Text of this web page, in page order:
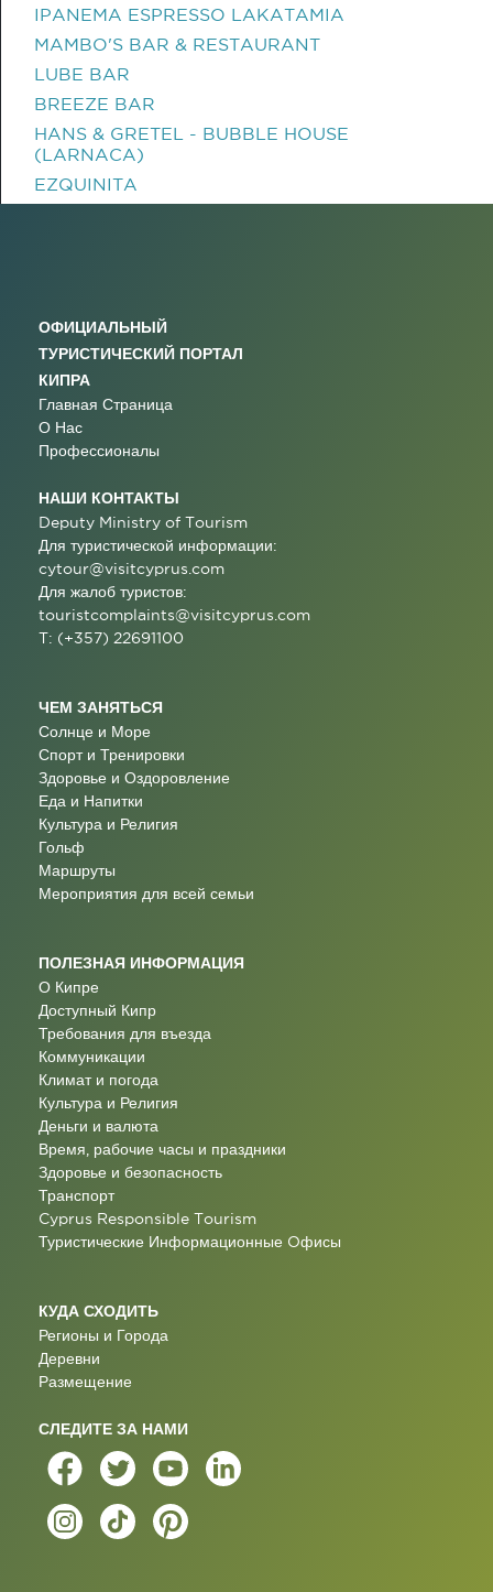
IPANEMA ESPRESSO LAKATAMIA
MAMBO'S BAR & RESTAURANT
LUBE BAR
BREEZE BAR
HANS & GRETEL - BUBBLE HOUSE
(LARNACA)
EZQUINITA
ОФИЦИАЛЬНЫЙ
ТУРИСТИЧЕСКИЙ ПОРТАЛ
КИПРА
Главная Страница
О Нас
Профессионалы
НАШИ КОНТАКТЫ
Deputy Ministry of Tourism
Для туристической информации:
cytour@visitcyprus.com
Для жалоб туристов:
touristcomplaints@visitcyprus.com
T: (+357) 22691100
ЧЕМ ЗАНЯТЬСЯ
Солнце и Море
Спорт и Тренировки
Здоровье и Оздоровление
Еда и Напитки
Культура и Религия
Гольф
Маршруты
Мероприятия для всей семьи
ПОЛЕЗНАЯ ИНФОРМАЦИЯ
О Кипре
Доступный Кипр
Требования для въезда
Коммуникации
Климат и погода
Культура и Религия
Деньги и валюта
Время, рабочие часы и праздники
Здоровье и безопасность
Транспорт
Cyprus Responsible Tourism
Туристические Информационные Oфисы
КУДА СХОДИТЬ
Регионы и Города
Деревни
Размещение
СЛЕДИТЕ ЗА НАМИ